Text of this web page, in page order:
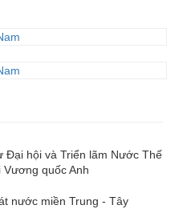
Đại hội và Triển lãm Nước Thế
Vương quốc Anh
nước miền Trung - Tây